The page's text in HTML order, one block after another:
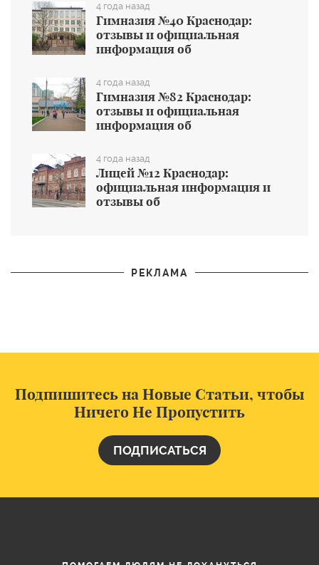
4 года назад
Гимназия №40 Краснодар:
отзывы и официальная
информация об
4 года назад
Гимназия №82 Краснодар:
отзывы и официальная
информация об
4 года назад
Лицей №12 Краснодар:
официальная информация и
отзывы об
РЕКЛАМА
Подпишитесь на Новые Статьи, чтобы
Ничего Не Пропустить
ПОДПИСАТЬСЯ